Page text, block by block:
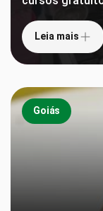
Leia mais
Goiás